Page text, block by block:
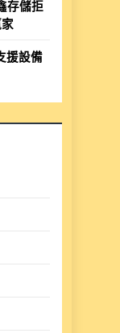
存儲拒
援設備